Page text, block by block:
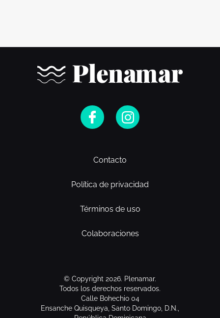
Contacto
Política de privacidad
Términos de uso
Colaboraciones
© Copyright 2026. Plenamar.
Todos los derechos reservados.
Calle Bohechio 04
Ensanche Quisqueya, Santo Domingo, D.N.,